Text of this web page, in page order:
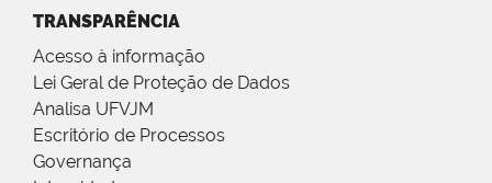
TRANSPARÊNCIA
Acesso à informação
Lei Geral de Proteção de Dados
Analisa UFVJM
Escritório de Processos
Governança